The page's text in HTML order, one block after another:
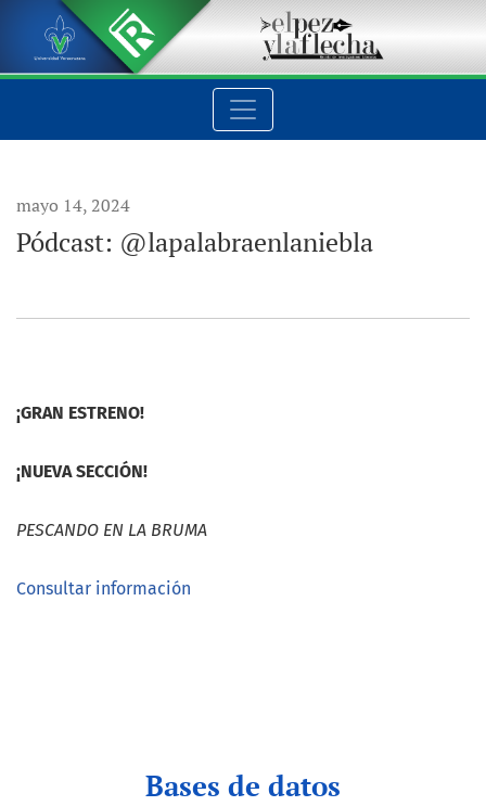
Pódcast: @lapalabraenlaniebla
mayo 14, 2024
Pódcast: @lapalabraenlaniebla
¡GRAN ESTRENO!
¡NUEVA SECCIÓN!
PESCANDO EN LA BRUMA
Consultar información
Bases de datos